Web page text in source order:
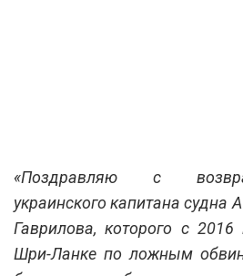
«Поздравляю с
украинского капитана судна
Гаврилова, которого с
Шри-Ланке по ложным